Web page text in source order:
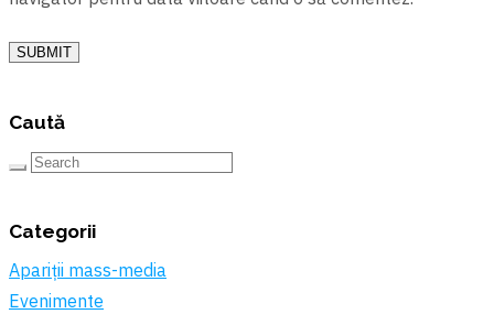
SUBMIT
Caută
Categorii
Apariții mass-media
Evenimente